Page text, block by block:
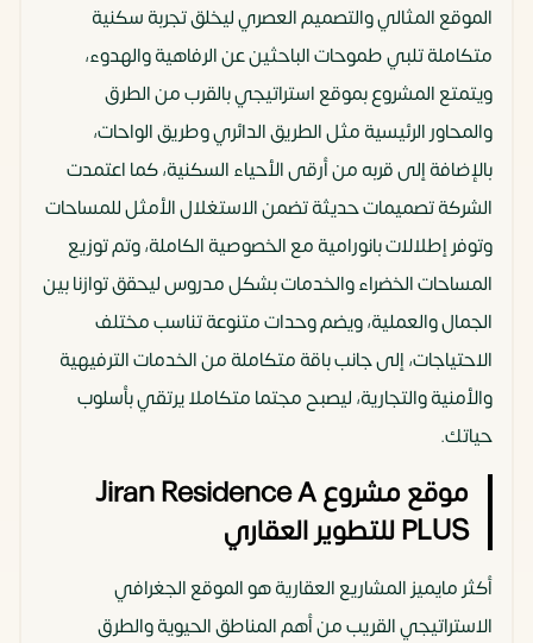
الموقع المثالي والتصميم العصري ليخلق تجربة سكنية
متكاملة تلبي طموحات الباحثين عن الرفاهية والهدوء،
ويتمتع المشروع بموقع استراتيجي بالقرب من الطرق
والمحاور الرئيسية مثل الطريق الدائري وطريق الواحات،
بالإضافة إلى قربه من أرقى الأحياء السكنية، كما اعتمدت
الشركة تصميمات حديثة تضمن الاستغلال الأمثل للمساحات
وتوفر إطلالات بانورامية مع الخصوصية الكاملة، وتم توزيع
المساحات الخضراء والخدمات بشكل مدروس ليحقق توازنا بين
الجمال والعملية، ويضم وحدات متنوعة تناسب مختلف
الاحتياجات، إلى جانب باقة متكاملة من الخدمات الترفيهية
والأمنية والتجارية، ليصبح مجتما متكاملا يرتقي بأسلوب
حياتك.
موقع مشروع Jiran Residence A
PLUS للتطوير العقاري
أكثر مايميز المشاريع العقارية هو الموقع الجغرافي
الاستراتيجي القريب من أهم المناطق الحيوية والطرق